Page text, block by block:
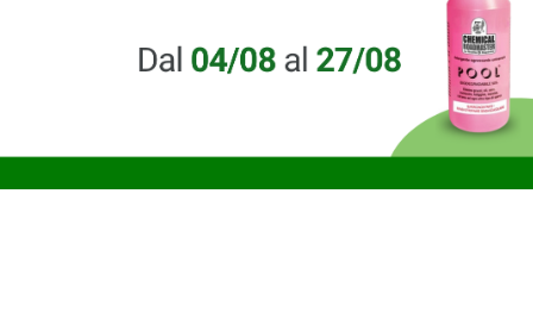
Scopri come pulire le zanzariere in modo efficace?
Guida step-by-step con consigli tecnici e i prodotti